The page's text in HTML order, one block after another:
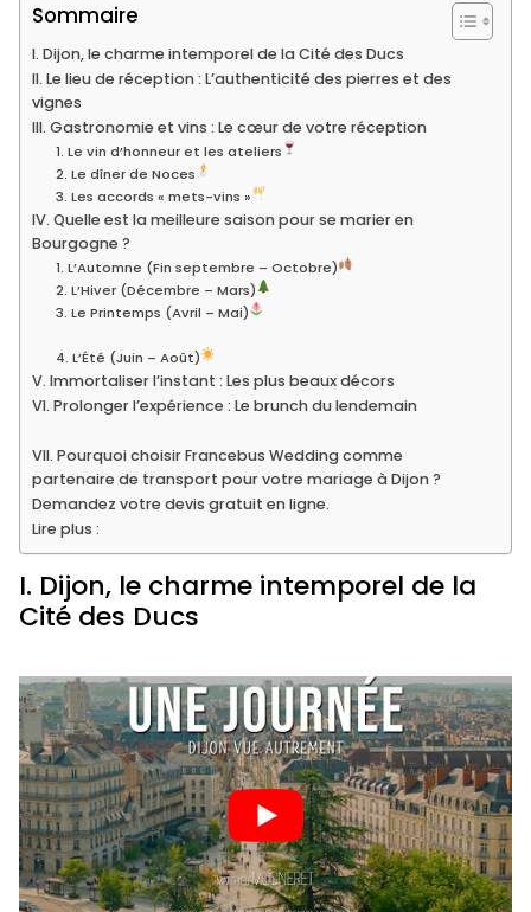
Sommaire
I. Dijon, le charme intemporel de la Cité des Ducs
II. Le lieu de réception : L’authenticité des pierres et des
vignes
III. Gastronomie et vins : Le cœur de votre réception
1. Le vin d’honneur et les ateliers
2. Le dîner de Noces
3. Les accords « mets-vins »
IV. Quelle est la meilleure saison pour se marier en
Bourgogne ?
1. L’Automne (Fin septembre – Octobre)
2. L’Hiver (Décembre – Mars)
3. Le Printemps (Avril – Mai)
4. L’Été (Juin – Août)
V. Immortaliser l’instant : Les plus beaux décors
VI. Prolonger l’expérience : Le brunch du lendemain
VII. Pourquoi choisir Francebus Wedding comme
partenaire de transport pour votre mariage à Dijon ?
Demandez votre devis gratuit en ligne.
Lire plus :
I. Dijon, le charme intemporel de la
Cité des Ducs